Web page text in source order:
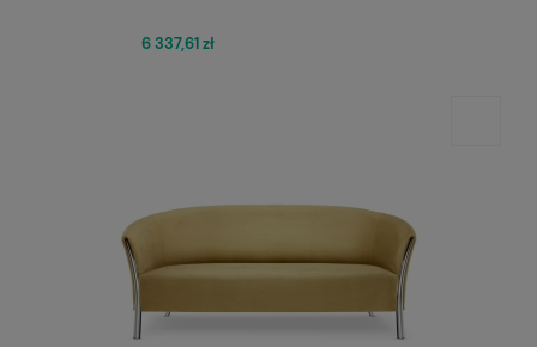
6 337,61 zł